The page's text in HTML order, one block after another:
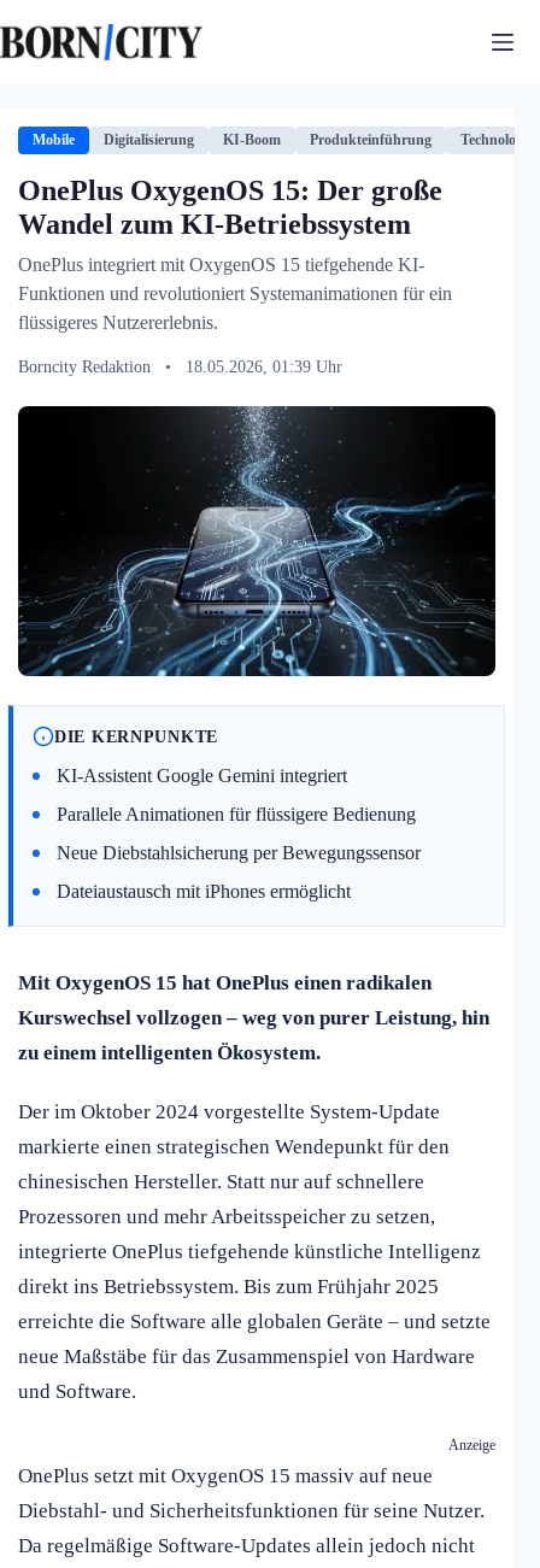
Inhalt
springen
Mobile Digitalisierung KI-Boom Produkteinführung Technologie
OnePlus OxygenOS 15: Der große
Wandel zum KI-Betriebssystem
OnePlus integriert mit OxygenOS 15 tiefgehende KI-
Funktionen und revolutioniert Systemanimationen für ein
flüssigeres Nutzererlebnis.
Borncity Redaktion • 18.05.2026, 01:39 Uhr
DIE KERNPUNKTE
KI-Assistent Google Gemini integriert
Parallele Animationen für flüssigere Bedienung
Neue Diebstahlsicherung per Bewegungssensor
Dateiaustausch mit iPhones ermöglicht
Mit OxygenOS 15 hat OnePlus einen radikalen
Kurswechsel vollzogen – weg von purer Leistung, hin
zu einem intelligenten Ökosystem.
Der im Oktober 2024 vorgestellte System-Update
markierte einen strategischen Wendepunkt für den
chinesischen Hersteller. Statt nur auf schnellere
Prozessoren und mehr Arbeitsspeicher zu setzen,
integrierte OnePlus tiefgehende künstliche Intelligenz
direkt ins Betriebssystem. Bis zum Frühjahr 2025
erreichte die Software alle globalen Geräte – und setzte
neue Maßstäbe für das Zusammenspiel von Hardware
und Software.
Anzeige
OnePlus setzt mit OxygenOS 15 massiv auf neue
Diebstahl- und Sicherheitsfunktionen für seine Nutzer.
Da regelmäßige Software-Updates allein jedoch nicht